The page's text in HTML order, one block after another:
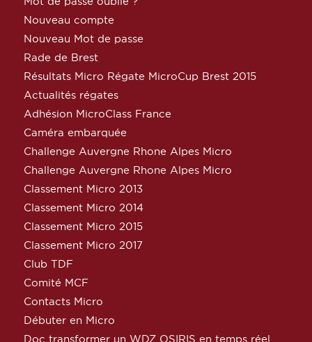
Nouveau compte
Nouveau Mot de passe
Rade de Brest
Résultats Micro Régate MicroCup Brest 2015
Actualités régates
Adhésion MicroClass France
Caméra embarquée
Challenge Auvergne Rhone Alpes Micro
Challenge Auvergne Rhone Alpes Micro
Classement Micro 2013
Classement Micro 2014
Classement Micro 2015
Classement Micro 2017
Club TDF
Comité MCF
Contacts Micro
Débuter en Micro
Doc transformer un WDZ OSIRIS en temps réel